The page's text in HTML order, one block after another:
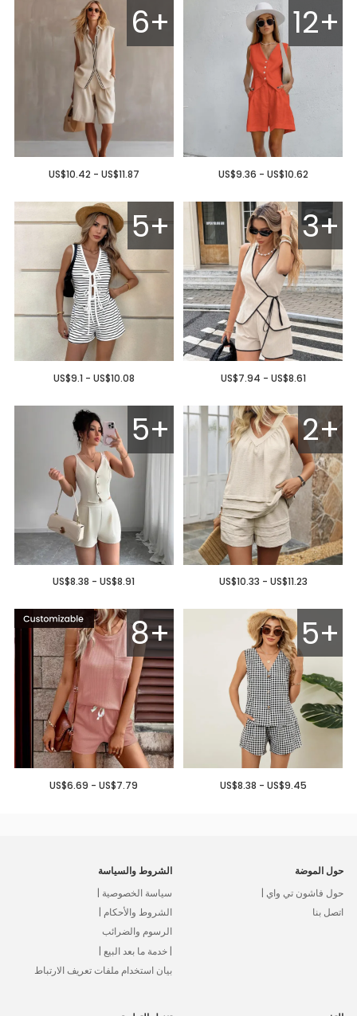
12+
US$9.36 - US$10.62
6+
US$10.42 - US$11.87
3+
US$7.94 - US$8.61
5+
US$9.1 - US$10.08
2+
US$10.33 - US$11.23
5+
US$8.38 - US$8.91
5+
US$8.38 - US$9.45
8+
US$6.69 - US$7.79
حول الموضة
حول فاشون تي واي |
اتصل بنا
الشروط والسياسة
سياسة الخصوصية |
الشروط والأحكام |
الرسوم والضرائب
| خدمة ما بعد البيع |
بيان استخدام ملفات تعريف الارتباط